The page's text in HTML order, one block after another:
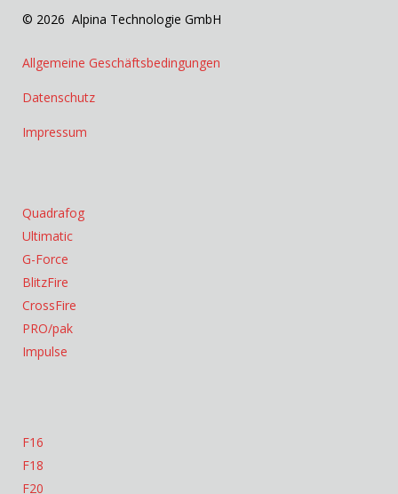
© 2026 Alpina Technologie GmbH
Allgemeine Geschäftsbedingungen
Datenschutz
Impressum
Quadrafog
Ultimatic
G-Force
BlitzFire
CrossFire
PRO/pak
Impulse
F16
F18
F20